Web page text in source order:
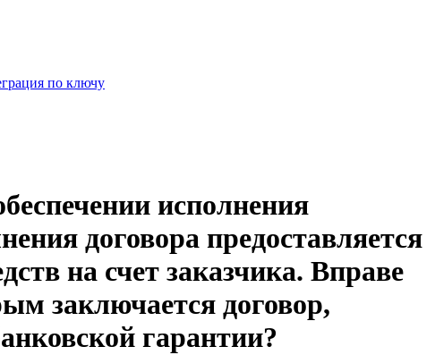
по ключу
исполнения
договора предоставляется
на счет заказчика. Вправе
заключается договор,
гарантии?